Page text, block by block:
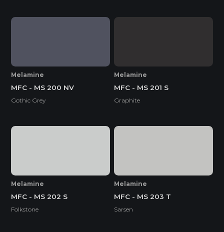
Melamine
MFC - MS 200 NV
Gothic Grey
Melamine
MFC - MS 201 S
Graphite
Melamine
MFC - MS 202 S
Folkstone
Melamine
MFC - MS 203 T
Sarsen